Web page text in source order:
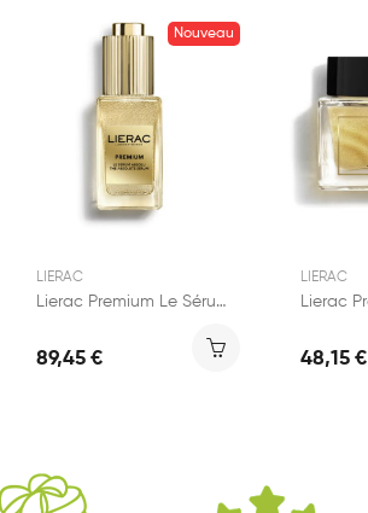
Nouveau
LIERAC
Lierac Premium Le Sérum Absolu Anti-Âge 30ml
89,45 €
LIERAC
48,15 €